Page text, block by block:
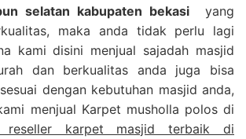
selatan kabupaten bekasi yang
maka anda tidak perlu lagi
kami disini menjual sajadah masjid
dan berkualitas anda juga bisa
dengan kebutuhan masjid anda,
menjual Karpet musholla polos di
reseller karpet masjid terbaik di